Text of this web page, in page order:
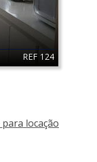
REF 124
locação